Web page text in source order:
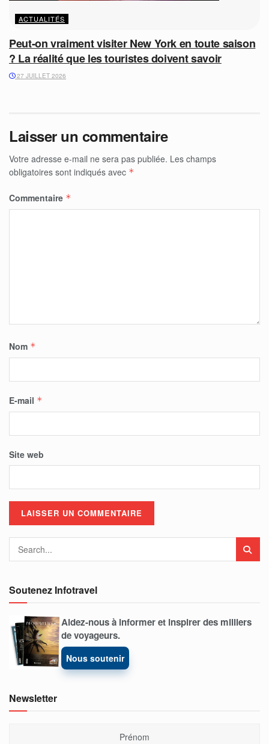
ACTUALITÉS
Peut-on vraiment visiter New York en toute saison
? La réalité que les touristes doivent savoir
27 JUILLET 2026
Laisser un commentaire
Votre adresse e-mail ne sera pas publiée. Les champs
obligatoires sont indiqués avec *
Commentaire *
Nom *
E-mail *
Site web
Soutenez Infotravel
Aidez-nous à informer et inspirer des milliers
de voyageurs.
Nous soutenir
Newsletter
Prénom